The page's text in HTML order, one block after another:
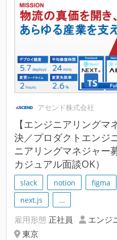
アセンド株式会社
【エンジニアリング
決／プロダクトエンジ
ニアリングマネジャー
カジュアル面談OK）
slack notion figma
next.js
…
雇用形態 正社員
エンジ
東京